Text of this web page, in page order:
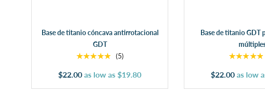
Base de titanio cóncava antirrotacional
GDT
★★★★★ (5)
$22.00 as low as $19.80
Base de titanio GDT
★★★★★
$22.00 as low